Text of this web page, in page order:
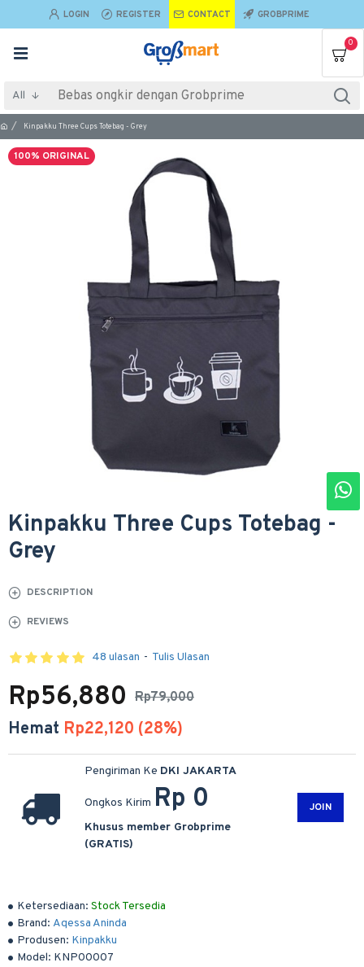
LOGIN REGISTER CONTACT GROBPRIME
0
All
Kinpakku Three Cups Totebag - Grey
100% ORIGINAL
Kinpakku Three Cups Totebag -
Grey
DESCRIPTION
REVIEWS
Ketersediaan: Stock Tersedia
Brand: Aqessa Aninda
Produsen: Kinpakku
Model: KNP00007
48 ulasan - Tulis Ulasan
Rp79,000
Rp56,880
Hemat Rp22,120 (28%)
Pengiriman Ke DKI JAKARTA
Ongkos Kirim Rp 0
Khusus member Grobprime
(GRATIS)
JOIN